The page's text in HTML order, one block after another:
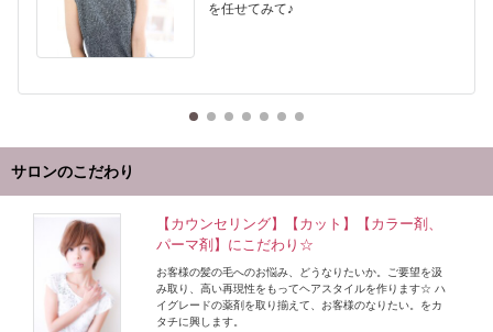
を任せてみて♪
サロンのこだわり
【カウンセリング】【カット】【カラー剤、
パーマ剤】にこだわり☆
お客様の髪の毛へのお悩み、どうなりたいか。ご要望を汲
み取り、高い再現性をもってヘアスタイルを作ります☆ ハ
イグレードの薬剤を取り揃えて、お客様のなりたい。をカ
タチに興します。